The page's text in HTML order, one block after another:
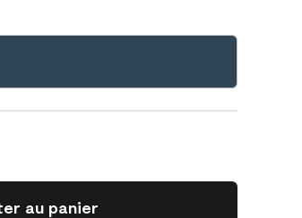
au panier